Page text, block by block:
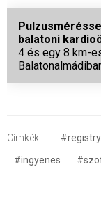
balatoni
4 és egy 8 km-
Címkék: #registry
#ingyenes